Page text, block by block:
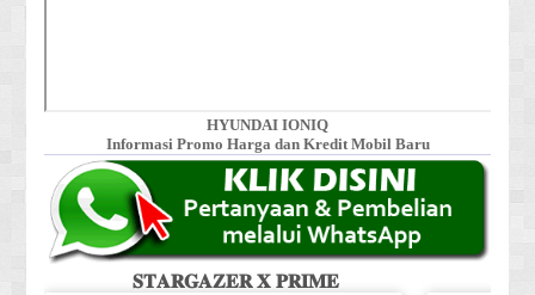
HYUNDAI IONIQ
Informasi Promo Harga dan Kredit Mobil Baru
𝐒𝐓𝐀𝐑𝐆𝐀𝐙𝐄𝐑 𝐗 𝐏𝐑𝐈𝐌𝐄